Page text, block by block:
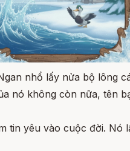
nhổ lấy nửa bộ lông
nó không còn nữa, tên
tin yêu vào cuộc đời.